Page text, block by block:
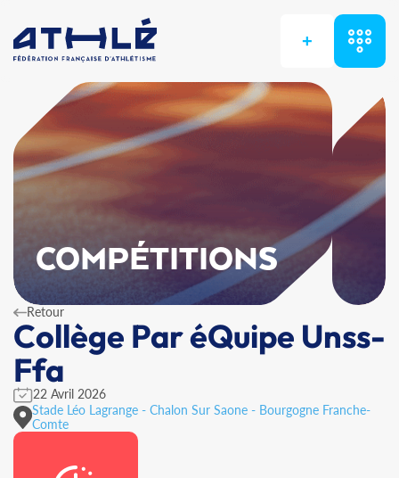
+
COMPÉTITIONS
Retour
Collège Par éQuipe Unss-
Ffa
22 Avril 2026
Stade Léo Lagrange - Chalon Sur Saone - Bourgogne Franche-
Comte